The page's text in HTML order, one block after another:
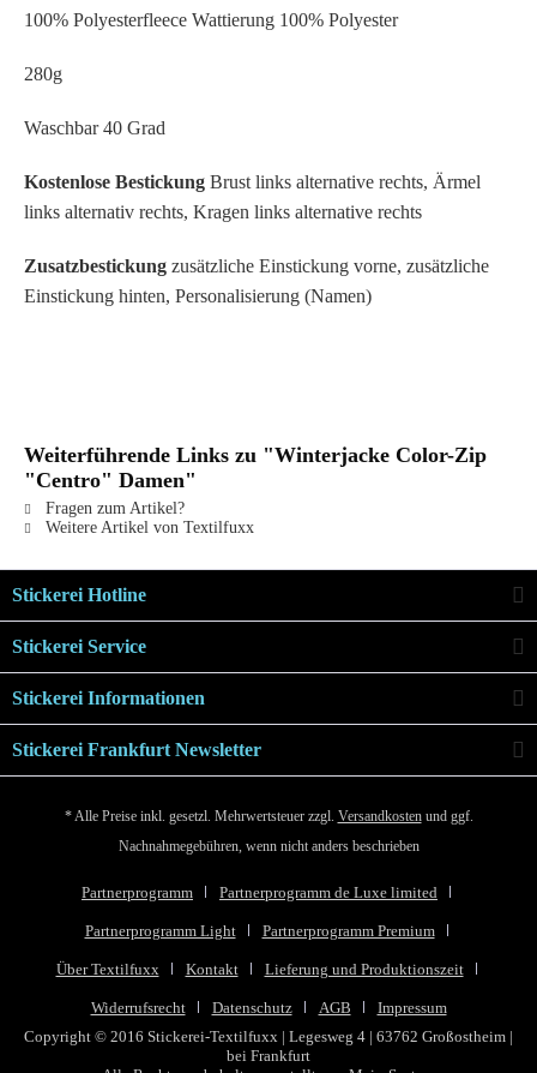
100% Polyesterfleece Wattierung 100% Polyester
280g
Waschbar 40 Grad
Kostenlose Bestickung Brust links alternative rechts, Ärmel
links alternativ rechts, Kragen links alternative rechts
Zusatzbestickung zusätzliche Einstickung vorne, zusätzliche
Einstickung hinten, Personalisierung (Namen)
Weiterführende Links zu "Winterjacke Color-Zip
"Centro" Damen"
Fragen zum Artikel?
Weitere Artikel von Textilfuxx
Stickerei Hotline
Stickerei Service
Stickerei Informationen
Stickerei Frankfurt Newsletter
* Alle Preise inkl. gesetzl. Mehrwertsteuer zzgl. Versandkostenund ggf.
Nachnahmegebühren, wenn nicht anders beschrieben
Partnerprogramm Partnerprogramm de Luxe limited
Partnerprogramm Light Partnerprogramm Premium
Über Textilfuxx Kontakt Lieferung und Produktionszeit
Widerrufsrecht Datenschutz AGB
Impressum
Copyright © 2016 Stickerei-Textilfuxx | Legesweg 4 | 63762 Großostheim |
bei Frankfurt